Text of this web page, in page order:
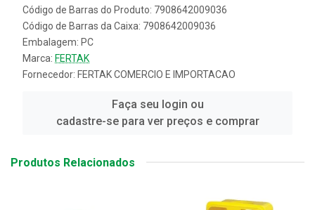
Código de Barras do Produto: 7908642009036
Código de Barras da Caixa: 7908642009036
Embalagem: PC
Marca: FERTAK
Fornecedor: FERTAK COMERCIO E IMPORTACAO
Faça seu login ou
cadastre-se para ver preços e comprar
Produtos Relacionados